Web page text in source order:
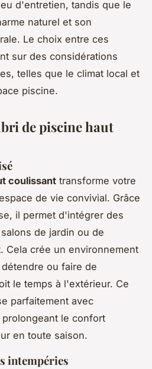
d'entretien, tandis que le
naturel et son
Le choix entre ces
sur des considérations
telles que le climat local et
piscine.
de piscine haut
coulissant transforme votre
de vie convivial. Grâce
il permet d'intégrer des
de jardin ou de
Cela crée un environnement
ou faire de
le temps à l'extérieur. Ce
parfaitement avec
le confort
en toute saison.
intempéries